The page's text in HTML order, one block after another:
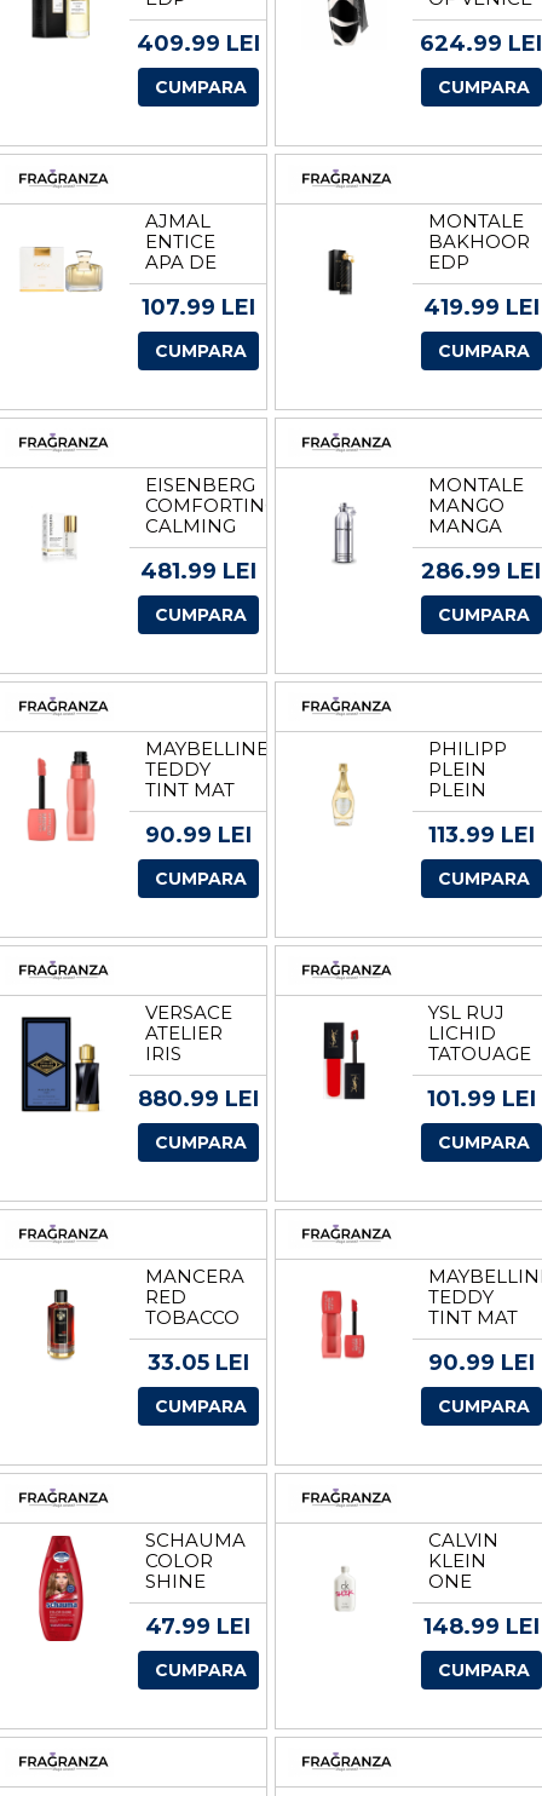
VOLUM
120 ML
409.99 LEI
CUMPARA
MARIA
CALLAS
EAU DE
PARFUM
VOLUM
100 ML
624.99 LEI
CUMPARA
AJMAL
ENTICE
APA DE
PARFUM
PENTRU
EDP
VOLUM 75
107.99 LEI
CUMPARA
MONTALE
BAKHOOR
EDP
VOLUM
100 ML
419.99 LEI
CUMPARA
EISENBERG
COMFORTING
CALMING
SERUM
SER SER
CALMANT
PENTRU
SENSIBILA
VOLUM 30
481.99 LEI
CUMPARA
MONTALE
MANGO
MANGA
EDP
VOLUM
286.99 LEI
CUMPARA
MAYBELLINE
TEDDY
TINT MAT
RUJ
VOLUM 25
90.99 LEI
CUMPARA
PHILIPP
PLEIN
PLEIN
FATALE
EDP
ML
113.99 LEI
CUMPARA
VERSACE
ATELIER
IRIS
D`ELITE
APA DE
UNISEX
EDP
100 ML
880.99 LEI
CUMPARA
YSL RUJ
LICHID
TATOUAGE
COUTURE
VELVET
EFECT
MAT
VOLUM
201 ROUGE
101.99 LEI
CUMPARA
MANCERA
RED
TOBACCO
EDP
33.05 LEI
CUMPARA
TEDDY
TINT MAT
RUJ
VOLUM 30
90.99 LEI
CUMPARA
SCHAUMA
COLOR
SHINE
SAMPON
47.99 LEI
CUMPARA
CALVIN
KLEIN
ONE
SHOCK
EDT
200 ML
148.99 LEI
CUMPARA